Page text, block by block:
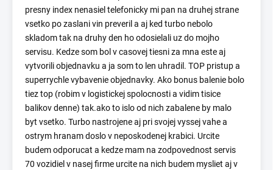
presny index nenasiel telefonicky mi pan na druhej strane
vsetko po zaslani vin preveril a aj ked turbo nebolo
skladom tak na druhy den ho odosielali uz do mojho
servisu. Kedze som bol v casovej tiesni za mna este aj
vytvorili objednavku a ja som to len uhradil. TOP pristup a
superrychle vybavenie objednavky. Ako bonus balenie bolo
tiez top (robim v logistickej spolocnosti a vidim tisice
balikov denne) tak.ako to islo od nich zabalene by malo
byt vsetko. Turbo nastrojene aj pri svojej vyssej vahe a
ostrym hranam doslo v neposkodenej krabici. Urcite
budem odporucat a kedze mam na zodpovednost servis
70 vozidiel v nasej firme urcite na nich budem mysliet aj v